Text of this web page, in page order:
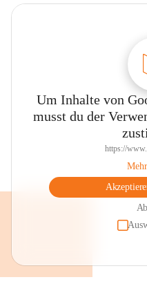
Um Inhalte von
musst du der
https://